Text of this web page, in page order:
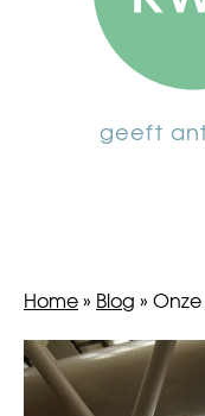
geeft
Home» Blog »
BERICHT
NAVIGATIE
Seks
tegen
Help,
schoonfamilie?!